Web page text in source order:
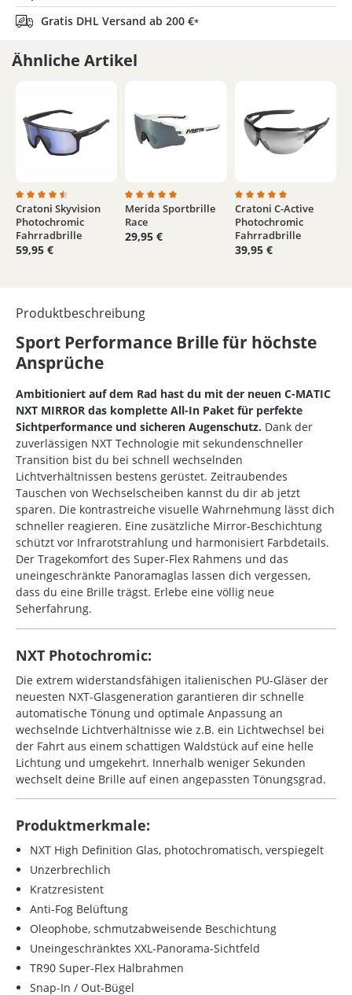
Gratis DHL Versand ab 200 €*
Ähnliche Artikel
Durchschnittliche Bewertung von 4.3 von 5 Sternen
Cratoni Skyvision
Photochromic
Fahrradbrille
59,95 €
Durchschnittliche Bewertung von 5 von 5
Merida Sportbrille
Race
29,95 €
Durchschnittliche
Cratoni C-Active
Photochromic
Fahrradbrille
39,95 €
Produktbeschreibung
Sport Performance Brille für höchste
Ansprüche
Ambitioniert auf dem Rad hast du mit der neuen C-MATIC
NXT MIRROR das komplette All-In Paket für perfekte
Sichtperformance und sicheren Augenschutz. Dank der
zuverlässigen NXT Technologie mit sekundenschneller
Transition bist du bei schnell wechselnden
Lichtverhältnissen bestens gerüstet. Zeitraubendes
Tauschen von Wechselscheiben kannst du dir ab jetzt
sparen. Die kontrastreiche visuelle Wahrnehmung lässt dich
schneller reagieren. Eine zusätzliche Mirror-Beschichtung
schützt vor Infrarotstrahlung und harmonisiert Farbdetails.
Der Tragekomfort des Super-Flex Rahmens und das
uneingeschränkte Panoramaglas lassen dich vergessen,
dass du eine Brille trägst. Erlebe eine völlig neue
Seherfahrung.
NXT Photochromic:
Die extrem widerstandsfähigen italienischen PU-Gläser der
neuesten NXT-Glasgeneration garantieren dir schnelle
automatische Tönung und optimale Anpassung an
wechselnde Lichtverhältnisse wie z.B. ein Lichtwechsel bei
der Fahrt aus einem schattigen Waldstück auf eine helle
Lichtung und umgekehrt. Innerhalb weniger Sekunden
wechselt deine Brille auf einen angepassten Tönungsgrad.
Produktmerkmale:
NXT High Definition Glas, photochromatisch, verspiegelt
Unzerbrechlich
Kratzresistent
Anti-Fog Belüftung
Oleophobe, schmutzabweisende Beschichtung
Uneingeschränktes XXL-Panorama-Sichtfeld
TR90 Super-Flex Halbrahmen
Snap-In / Out-Bügel